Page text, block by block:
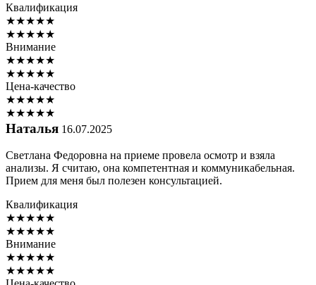
Квалификация
★★★★★
★★★★★
Внимание
★★★★★
★★★★★
Цена-качество
★★★★★
★★★★★
Наталья 16.07.2025
Светлана Федоровна на приеме провела осмотр и взяла
анализы. Я считаю, она компетентная и коммуникабельная.
Прием для меня был полезен консультацией.
Квалификация
★★★★★
★★★★★
Внимание
★★★★★
★★★★★